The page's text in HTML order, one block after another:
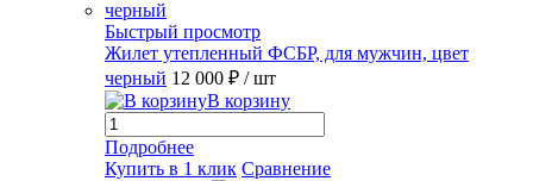
Быстрый просмотр
Жилет утепленный ФСБР, для мужчин, цвет
черный 12 000 ₽ / шт
В корзину
Подробнее
Купить в 1 клик Сравнение